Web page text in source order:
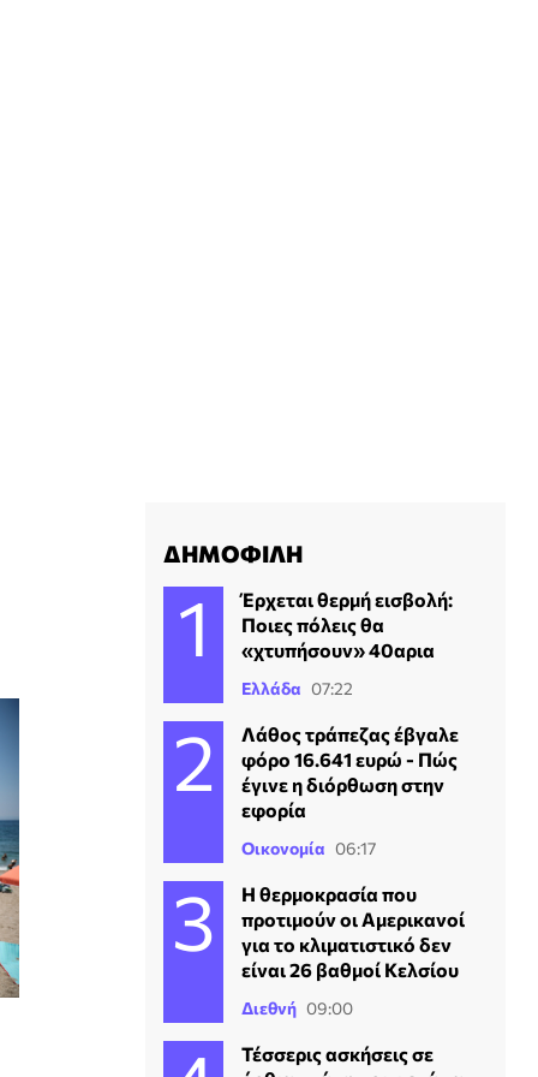
ΔΗΜΟΦΙΛΗ
Έρχεται θερμή εισβολή:
Ποιες πόλεις θα
«χτυπήσουν» 40αρια
Ελλάδα 07:22
Λάθος τράπεζας έβγαλε
φόρο 16.641 ευρώ - Πώς
έγινε η διόρθωση στην
εφορία
Οικονομία 06:17
Η θερμοκρασία που
προτιμούν οι Αμερικανοί
για το κλιματιστικό δεν
είναι 26 βαθμοί Κελσίου
Διεθνή 09:00
Τέσσερις ασκήσεις σε